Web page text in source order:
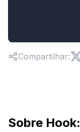
Compartilhar:
Sobre Hook: